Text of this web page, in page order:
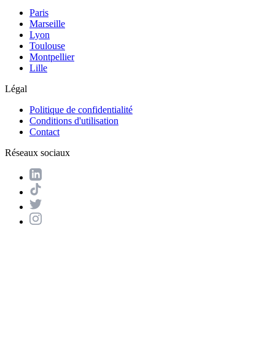
Paris
Marseille
Lyon
Toulouse
Montpellier
Lille
Légal
Politique de confidentialité
Conditions d'utilisation
Contact
Réseaux sociaux